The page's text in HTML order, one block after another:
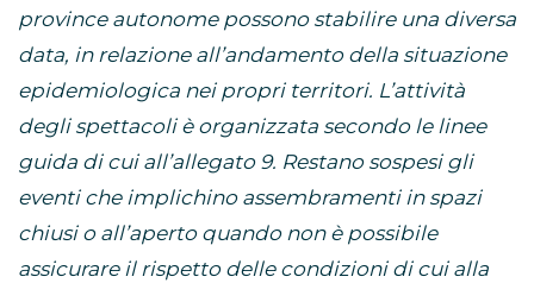
province autonome possono stabilire una diversa
data, in relazione all’andamento della situazione
epidemiologica nei propri territori. L’attività
degli spettacoli è organizzata secondo le linee
guida di cui all’allegato 9. Restano sospesi gli
eventi che implichino assembramenti in spazi
chiusi o all’aperto quando non è possibile
assicurare il rispetto delle condizioni di cui alla